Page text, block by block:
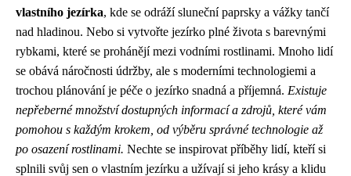
vlastního jezírka, kde se odráží sluneční paprsky a vážky tančí
nad hladinou. Nebo si vytvořte jezírko plné života s barevnými
rybkami, které se prohánějí mezi vodními rostlinami. Mnoho lidí
se obává náročnosti údržby, ale s moderními technologiemi a
trochou plánování je péče o jezírko snadná a příjemná. Existuje
nepřeberné množství dostupných informací a zdrojů, které vám
pomohou s každým krokem, od výběru správné technologie až
po osazení rostlinami. Nechte se inspirovat příběhy lidí, kteří si
splnili svůj sen o vlastním jezírku a užívají si jeho krásy a klidu